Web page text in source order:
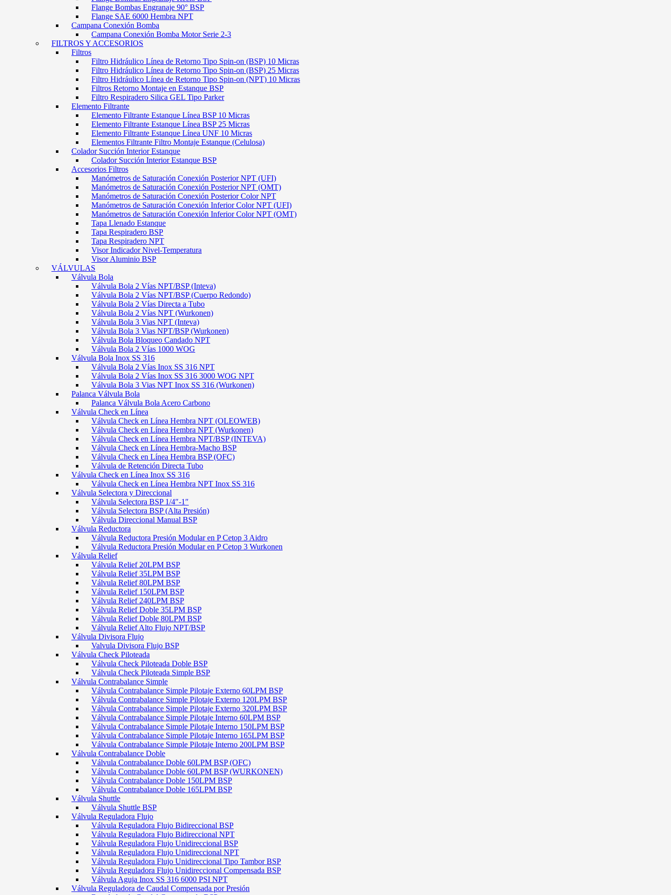
Flange Bombas Engranaje 90° BSP
Flange SAE 6000 Hembra NPT
Campana Conexión Bomba
Campana Conexión Bomba Motor Serie 2-3
FILTROS Y ACCESORIOS
Filtros
Filtro Hidráulico Línea de Retorno Tipo Spin-on (BSP) 10 Micras
Filtro Hidráulico Línea de Retorno Tipo Spin-on (BSP) 25 Micras
Filtro Hidráulico Línea de Retorno Tipo Spin-on (NPT) 10 Micras
Filtros Retorno Montaje en Estanque BSP
Filtro Respiradero Silica GEL Tipo Parker
Elemento Filtrante
Elemento Filtrante Estanque Línea BSP 10 Micras
Elemento Filtrante Estanque Línea BSP 25 Micras
Elemento Filtrante Estanque Línea UNF 10 Micras
Elementos Filtrante Filtro Montaje Estanque (Celulosa)
Colador Succión Interior Estanque
Colador Succión Interior Estanque BSP
Accesorios Filtros
Manómetros de Saturación Conexión Posterior NPT (UFI)
Manómetros de Saturación Conexión Posterior NPT (OMT)
Manómetros de Saturación Conexión Posterior Color NPT
Manómetros de Saturación Conexión Inferior Color NPT (UFI)
Manómetros de Saturación Conexión Inferior Color NPT (OMT)
Tapa Llenado Estanque
Tapa Respiradero BSP
Tapa Respiradero NPT
Visor Indicador Nivel-Temperatura
Visor Aluminio BSP
VÁLVULAS
Válvula Bola
Válvula Bola 2 Vías NPT/BSP (Inteva)
Válvula Bola 2 Vías NPT/BSP (Cuerpo Redondo)
Válvula Bola 2 Vías Directa a Tubo
Válvula Bola 2 Vías NPT (Wurkonen)
Válvula Bola 3 Vias NPT (Inteva)
Válvula Bola 3 Vias NPT/BSP (Wurkonen)
Válvula Bola Bloqueo Candado NPT
Válvula Bola 2 Vías 1000 WOG
Válvula Bola Inox SS 316
Válvula Bola 2 Vías Inox SS 316 NPT
Válvula Bola 2 Vías Inox SS 316 3000 WOG NPT
Válvula Bola 3 Vias NPT Inox SS 316 (Wurkonen)
Palanca Válvula Bola
Palanca Válvula Bola Acero Carbono
Válvula Check en Línea
Válvula Check en Línea Hembra NPT (OLEOWEB)
Válvula Check en Línea Hembra NPT (Wurkonen)
Válvula Check en Línea Hembra NPT/BSP (INTEVA)
Válvula Check en Línea Hembra-Macho BSP
Válvula Check en Línea Hembra BSP (OFC)
Válvula de Retención Directa Tubo
Válvula Check en Línea Inox SS 316
Válvula Check en Línea Hembra NPT Inox SS 316
Válvula Selectora y Direccional
Válvula Selectora BSP 1/4″-1″
Válvula Selectora BSP (Alta Presión)
Válvula Direccional Manual BSP
Válvula Reductora
Válvula Reductora Presión Modular en P Cetop 3 Aidro
Válvula Reductora Presión Modular en P Cetop 3 Wurkonen
Válvula Relief
Válvula Relief 20LPM BSP
Válvula Relief 35LPM BSP
Válvula Relief 80LPM BSP
Válvula Relief 150LPM BSP
Válvula Relief 240LPM BSP
Válvula Relief Doble 35LPM BSP
Válvula Relief Doble 80LPM BSP
Válvula Relief Alto Flujo NPT/BSP
Válvula Divisora Flujo
Valvula Divisora Flujo BSP
Válvula Check Piloteada
Válvula Check Piloteada Doble BSP
Válvula Check Piloteada Simple BSP
Válvula Contrabalance Simple
Válvula Contrabalance Simple Pilotaje Externo 60LPM BSP
Válvula Contrabalance Simple Pilotaje Externo 120LPM BSP
Válvula Contrabalance Simple Pilotaje Externo 320LPM BSP
Válvula Contrabalance Simple Pilotaje Interno 60LPM BSP
Válvula Contrabalance Simple Pilotaje Interno 150LPM BSP
Válvula Contrabalance Simple Pilotaje Interno 165LPM BSP
Válvula Contrabalance Simple Pilotaje Interno 200LPM BSP
Válvula Contrabalance Doble
Válvula Contrabalance Doble 60LPM BSP (OFC)
Válvula Contrabalance Doble 60LPM BSP (WURKONEN)
Válvula Contrabalance Doble 150LPM BSP
Válvula Contrabalance Doble 165LPM BSP
Válvula Shuttle
Válvula Shuttle BSP
Válvula Reguladora Flujo
Válvula Reguladora Flujo Bidireccional BSP
Válvula Reguladora Flujo Bidireccional NPT
Válvula Reguladora Flujo Unidireccional BSP
Válvula Reguladora Flujo Unidireccional NPT
Válvula Reguladora Flujo Unidireccional Tipo Tambor BSP
Válvula Reguladora Flujo Unidireccional Compensada BSP
Válvula Aguja Inox SS 316 6000 PSI NPT
Válvula Reguladora de Caudal Compensada por Presión